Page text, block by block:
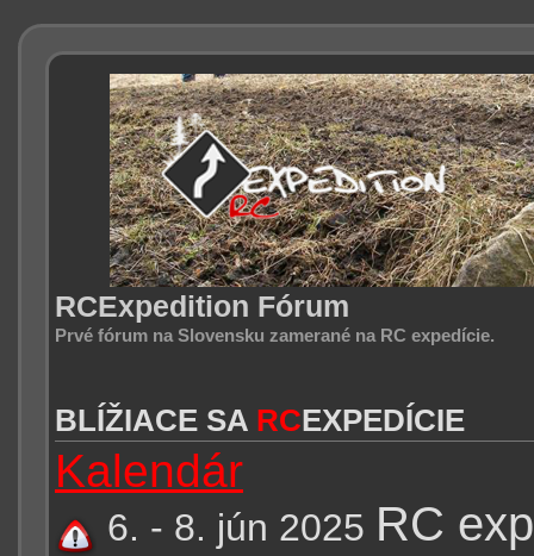
RCExpedition Fórum
Prvé fórum na Slovensku zamerané na RC expedície.
BLÍŽIACE SA RCEXPEDÍCIE
Kalendár
6. - 8. jún 2025 RC